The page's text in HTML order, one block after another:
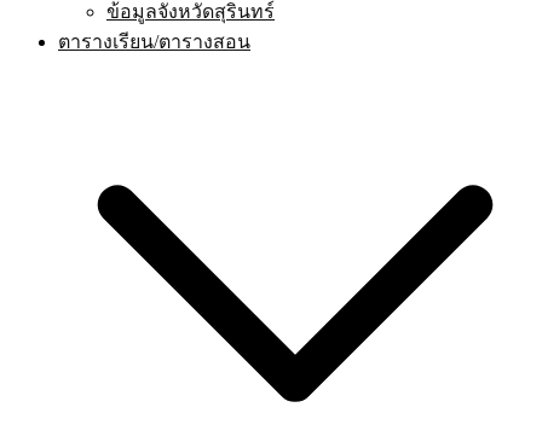
ข้อมูลจังหวัดสุรินทร์
ตารางเรียน/ตารางสอน